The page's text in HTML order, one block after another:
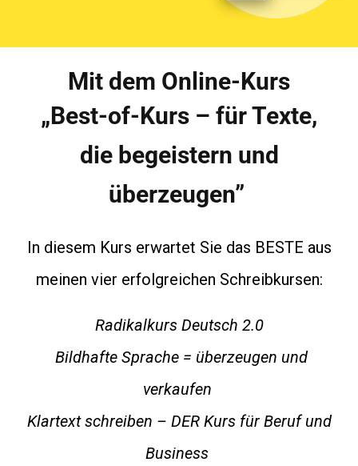
Mit dem Online-Kurs
„Best-of-Kurs – für Texte,
die begeistern und
überzeugen”
In diesem Kurs erwartet Sie das BESTE aus
meinen vier erfolgreichen Schreibkursen:
Radikalkurs Deutsch 2.0
Bildhafte Sprache = überzeugen und
verkaufen
Klartext schreiben – DER Kurs für Beruf und
Business